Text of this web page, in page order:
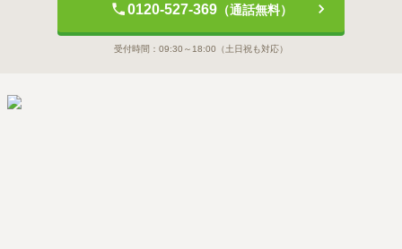
0120-527-369（通話無料）
受付時間： 09:30～18:00 （土日祝も対応）